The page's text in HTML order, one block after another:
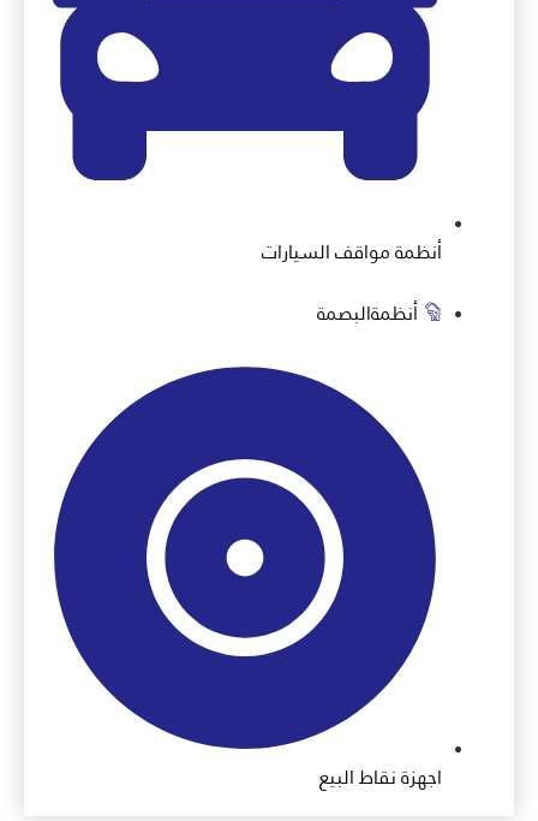
أنظمة مواقف السيارات
أنظمةالبصمة
اجهزة نقاط البيع